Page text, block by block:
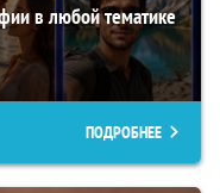
в любой тематике
ПОДРОБНЕЕ